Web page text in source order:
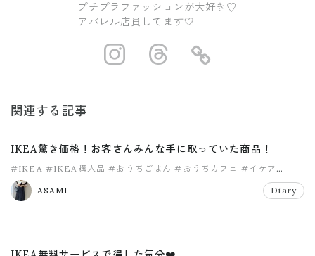
プチプラファッションが大好き♡
アパレル店員してます🤍
https://https://
関連する記事
IKEA驚き価格！お客さんみんな手に取っていた商品！
#IKEA #IKEA購入品 #おうちごはん #おうちカフェ #イケア
#インテリア
ASAMI
Diary